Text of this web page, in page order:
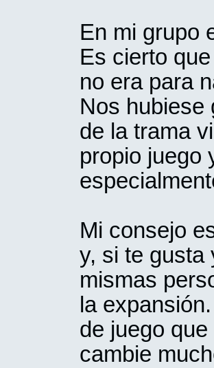
En mi grupo
Es cierto
no era para
Nos hubiese
de la trama
propio juego
Mi consejo
y, si te gusta
mismas
la
de juego
cambie